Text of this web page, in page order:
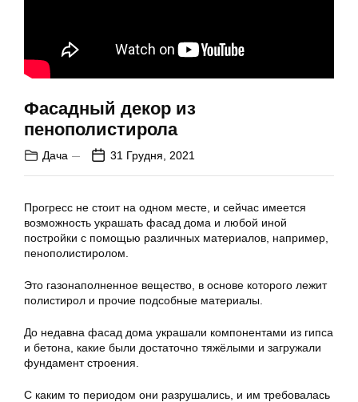
Фасадный декор из
пенополистирола
Дача 31 Грудня, 2021
Прогресс не стоит на одном месте, и сейчас имеется
возможность украшать фасад дома и любой иной
постройки с помощью различных материалов, например,
пенополистиролом.
Это газонаполненное вещество, в основе которого лежит
полистирол и прочие подсобные материалы.
До недавна фасад дома украшали компонентами из гипса
и бетона, какие были достаточно тяжёлыми и загружали
фундамент строения.
С каким то периодом они разрушались, и им требовалась